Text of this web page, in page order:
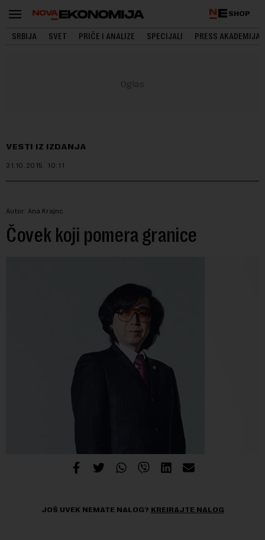
SHOP
SRBIJA SVET PRIČE I ANALIZE SPECIJALI PRESS AKADEMIJA
VESTI IZ IZDANJA
31.10.2015. 10:11
Autor: Ana Krajnc
Čovek koji pomera granice
JOŠ UVEK NEMATE NALOG? KREIRAJTE NALOG